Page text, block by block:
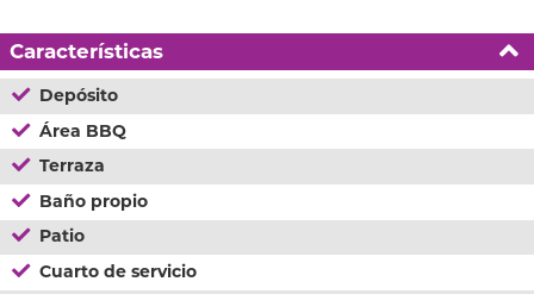
Características
Depósito
Área BBQ
Terraza
Baño propio
Patio
Cuarto de servicio